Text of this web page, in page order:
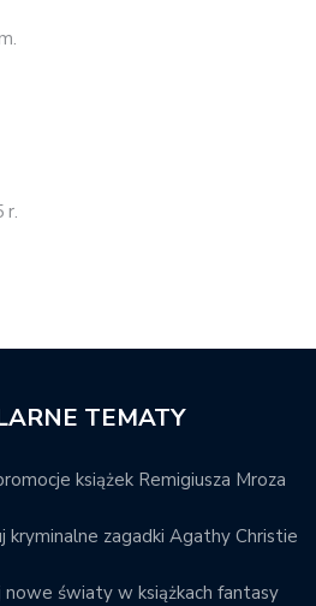
r.
TEMATY
książek Remigiusza Mroza
kryminalne zagadki Agathy Christie
nowe światy w książkach fantasy